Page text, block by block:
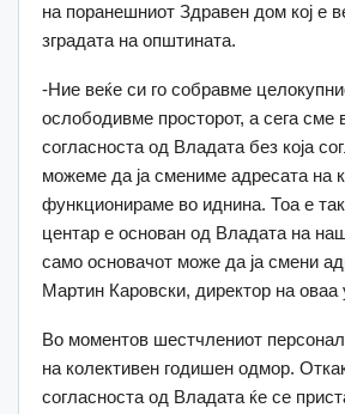
на поранешниот Здравен дом кој е
зградата на општината.
-Ние веќе си го собравме
ослободивме просторот, а сега сме
согласноста од Владата без која
можеме да ја смениме адресата на
функционираме во иднина. Тоа е
центар е основан од Владата на
само основачот може да ја смени
Мартин Каровски, директор на оваа
Во моментов шестчлениот
на колективен годишен одмор.
согласноста од Владата ќе се